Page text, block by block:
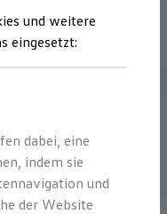
und weitere
eingesetzt:
dabei, eine
indem sie
und
der Website